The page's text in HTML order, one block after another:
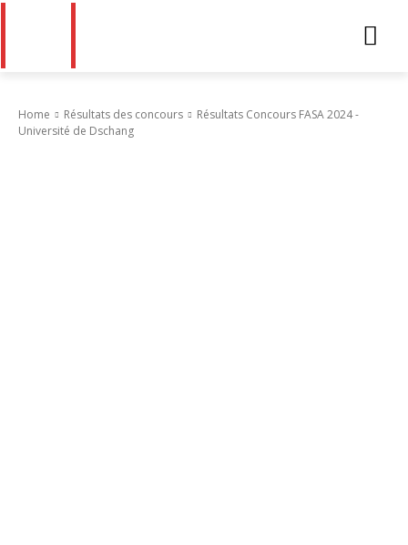
Home Résultats des concours
Résultats Concours FASA 2024 -
Université de Dschang